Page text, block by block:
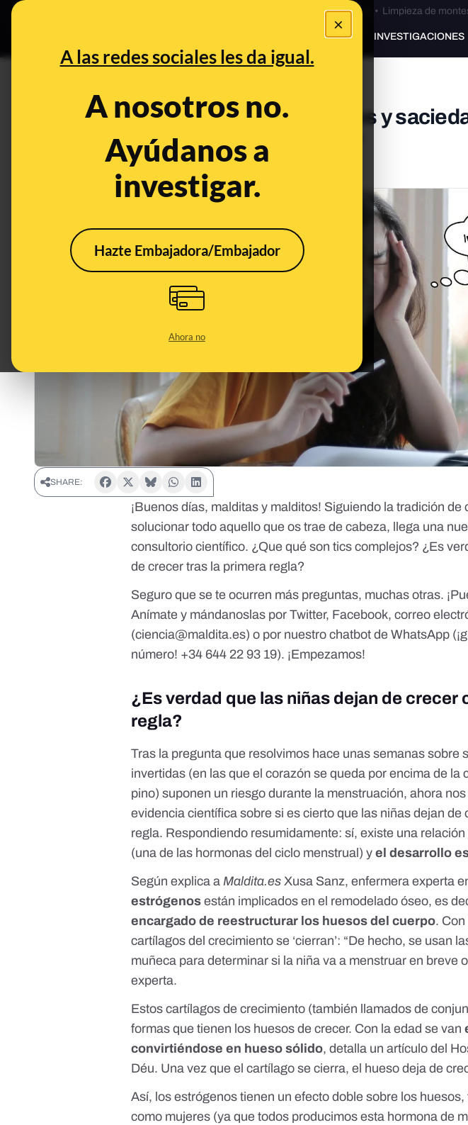
×
A las redes sociales les da igual.
A nosotros no.
Ayúdanos a
investigar.
Hazte Embajadora/Embajador
Ahora no
Bulos Ceuta • Limpieza de
PREBUNKING INVESTIGACIONES
Tics complejos, armadillos gemelos y
Maldita Ciencia el consultorio 177º
SHARE:
¡Buenos días, malditas y malditos! Siguiendo la tradición de
solucionar todo aquello que os trae de cabeza, llega una
consultorio científico. ¿Que qué son tics complejos? ¿Es
de crecer tras la primera regla?
Seguro que se te ocurren más preguntas, muchas otras.
Anímate y mándanoslas porTwitter, Facebook, correo
(ciencia@maldita.es) o por nuestro chatbot de WhatsApp
número! +34 644 22 93 19). ¡Empezamos!
¿Es verdad que las niñas dejan de crecer
regla?
Tras la pregunta que resolvimos hace unas semanas sobre
invertidas (en las que el corazón se queda por encima de la
pino)suponen un riesgo durante la menstruación, ahora
evidencia científica sobre si es cierto que las niñas dejan de
regla. Respondiendo resumidamente: sí, existe una
(una de las hormonas del ciclo menstrual) y el desarrollo
Según explica aMaldita.es Xusa Sanz, enfermera experta
estrógenosestán implicados en el remodelado óseo, es
encargado de reestructurar los huesos del cuerpo.
cartílagos del crecimiento se ‘cierran’: “De hecho, se usan
muñeca para determinar si la niña va a menstruar en breve
experta.
Estos cartílagos de crecimiento (también llamados de
formas que tienen los huesos de crecer. Con la edad se van
convirtiéndose en hueso sólido, detalla un artículo del
Déu. Una vez que el cartílago se cierra, el hueso deja de
Así, los estrógenos tienen un efecto doble sobre los
como mujeres (ya quetodos producimos esta hormona de